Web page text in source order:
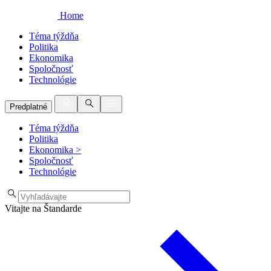
Home
Téma týždňa
Politika
Ekonomika
Spoločnosť
Technológie
Predplatné
Téma týždňa
Politika
Ekonomika >
Spoločnosť
Technológie
Vitajte na Štandarde